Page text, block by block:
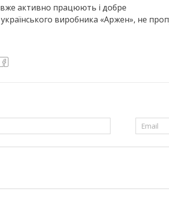
активно працюють і добре
виробника «Аржен», не